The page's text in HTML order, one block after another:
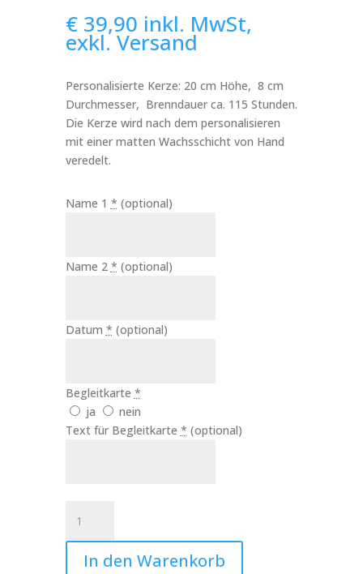
€39,90 inkl. MwSt,
exkl. Versand
Personalisierte Kerze: 20 cm Höhe, 8 cm
Durchmesser, Brenndauer ca. 115 Stunden.
Die Kerze wird nach dem personalisieren
mit einer matten Wachsschicht von Hand
veredelt.
Name 1 * (optional)
Name 2 * (optional)
Datum * (optional)
Begleitkarte *
ja
nein
Text für Begleitkarte * (optional)
unser
Tag
Art.Nr.:10114
In den Warenkorb